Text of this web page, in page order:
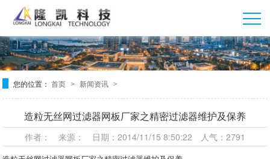
您的位置：首页 > 新闻资讯 >
造粒无丝网过滤器网板厂家之精密过滤器维护及保养
作者： 来源： 日期：2014/11/15 8:50:22 人气：2791